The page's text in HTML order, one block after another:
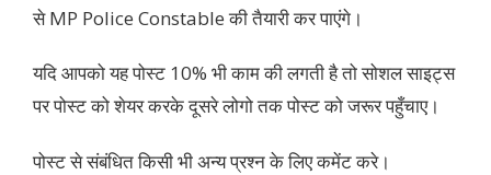
से MP Police Constable की तैयारी कर पाएंगे।
यदि आपको यह पोस्ट 10% भी काम की लगती है तो सोशल साइट्स
पर पोस्ट को शेयर करके दूसरे लोगो तक पोस्ट को जरूर पहुँचाए।
पोस्ट से संबंधित किसी भी अन्य प्रश्न के लिए कमेंट करे।